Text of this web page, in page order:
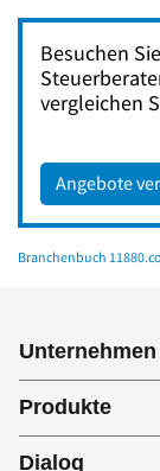
Besuchen
vergleichen
Angebote
Branchenbuch
Unternehmen
Produkte
Dialog